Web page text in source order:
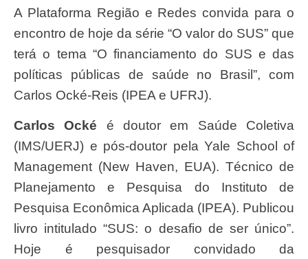
A Plataforma Região e Redes convida para o
encontro de hoje da série “O valor do SUS” que
terá o tema “O financiamento do SUS e das
políticas públicas de saúde no Brasil”, com
Carlos Ocké-Reis (IPEA e UFRJ).
Carlos Ocké é doutor em Saúde Coletiva
(IMS/UERJ) e pós-doutor pela Yale School of
Management (New Haven, EUA). Técnico de
Planejamento e Pesquisa do Instituto de
Pesquisa Econômica Aplicada (IPEA). Publicou
livro intitulado “SUS: o desafio de ser único”.
Hoje é pesquisador convidado da